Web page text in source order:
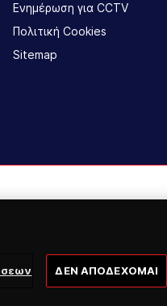
Ενημέρωση για CCTV
Πολιτική Cookies
Sitemap
ΔΕΝ ΑΠΟΔΕΧΟΜΑΙ